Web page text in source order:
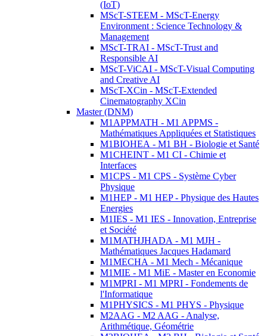
(IoT)
MScT-STEEM - MScT-Energy
Environment : Science Technology &
Management
MScT-TRAI - MScT-Trust and
Responsible AI
MScT-ViCAI - MScT-Visual Computing
and Creative AI
MScT-XCin - MScT-Extended
Cinematography XCin
Master (DNM)
M1APPMATH - M1 APPMS -
Mathématiques Appliquées et Statistiques
M1BIOHEA - M1 BH - Biologie et Santé
M1CHEINT - M1 CI - Chimie et
Interfaces
M1CPS - M1 CPS - Système Cyber
Physique
M1HEP - M1 HEP - Physique des Hautes
Energies
M1IES - M1 IES - Innovation, Entreprise
et Société
M1MATHJHADA - M1 MJH -
Mathématiques Jacques Hadamard
M1MECHA - M1 Mech - Mécanique
M1MIE - M1 MiE - Master en Economie
M1MPRI - M1 MPRI - Fondements de
l'Informatique
M1PHYSICS - M1 PHYS - Physique
M2AAG - M2 AAG - Analyse,
Arithmétique, Géométrie